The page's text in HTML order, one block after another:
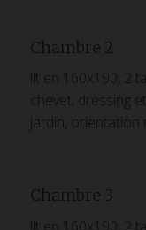
Chambre 2
lit en 160x190, 2
chevet, dressing
jardin,
Chambre 3
lit en 160x190, 2